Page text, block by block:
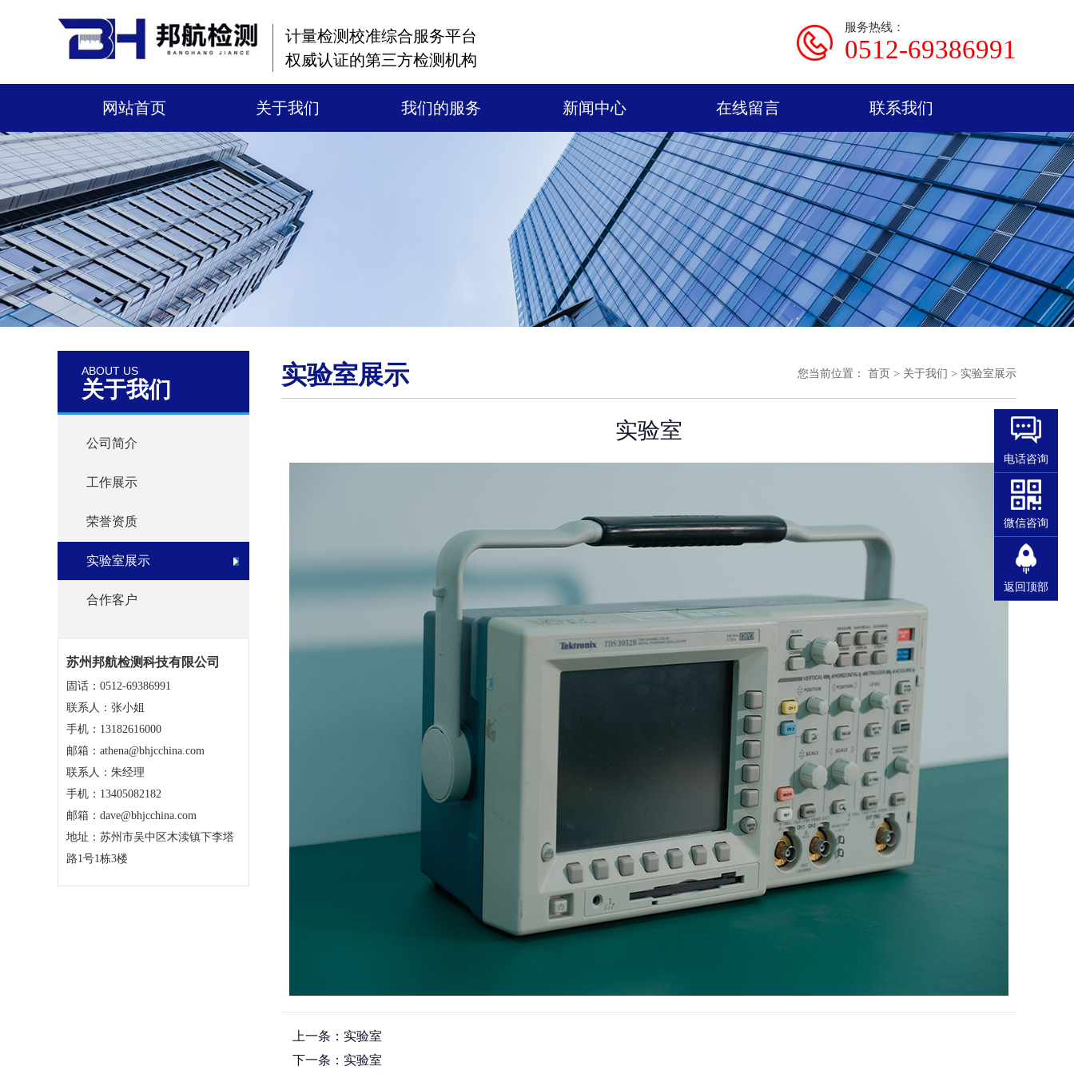
计量检测校准综合服务平台
权威认证的第三方检测机构
服务热线：
0512-69386991
网站首页 关于我们 我们的服务 新闻中心 在线留言 联系我们
ABOUT US
关于我们
公司简介
工作展示
荣誉资质
实验室展示
合作客户
苏州邦航检测科技有限公司
固话：0512-69386991
联系人：张小姐
手机：13182616000
邮箱：athena@bhjcchina.com
联系人：朱经理
手机：13405082182
邮箱：dave@bhjcchina.com
地址：苏州市吴中区木渎镇下李塔
路1号1栋3楼
实验室展示 您当前位置： 首页 > 关于我们 > 实验室展示
实验室
上一条： 实验室
下一条： 实验室
电话咨询
微信咨询
返回顶部